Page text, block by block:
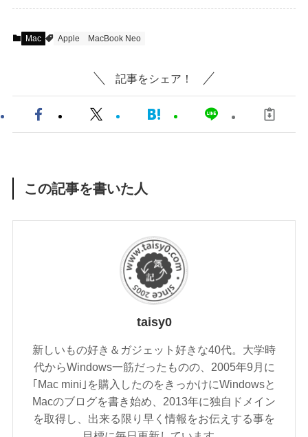
Mac Apple MacBook Neo
記事をシェア！
この記事を書いた人
taisy0
新しいもの好き＆ガジェット好きな40代。大学時
代からWindows一筋だったものの、2005年9月に
｢Mac mini｣を購入したのをきっかけにWindowsと
Macのブログを書き始め、2013年に独自ドメイン
を取得し、出来る限り早く情報をお伝えする事を